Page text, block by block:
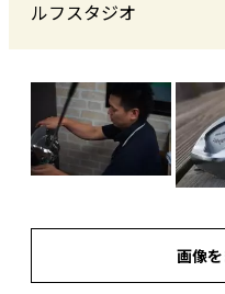
ルフスタジオ
画像